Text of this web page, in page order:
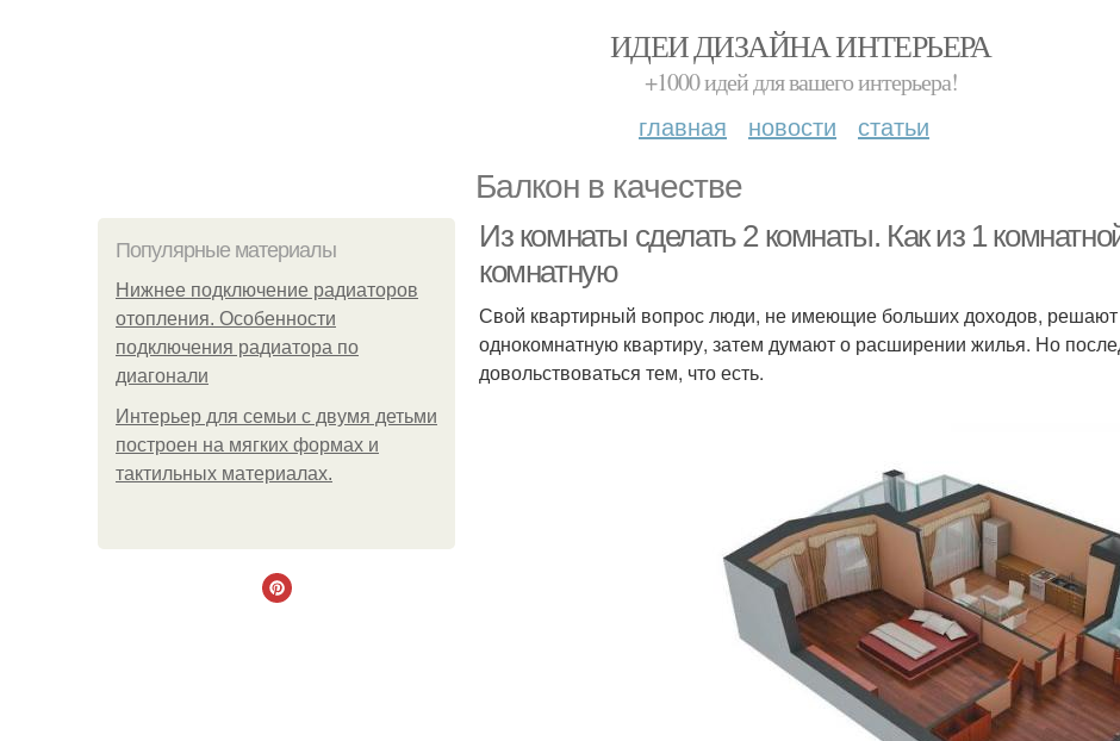
ИДЕИ ДИЗАЙНА ИНТЕРЬЕРА
+1000 идей для вашего интерьера!
главная новости статьи
Балкон в качестве
Популярные материалы
Нижнее подключение радиаторов
отопления. Особенности
подключения радиатора по
диагонали
Интерьер для семьи с двумя детьми
построен на мягких формах и
тактильных материалах.
Из комнаты сделать 2 комнаты. Как из 1
комнатную
Свой квартирный вопрос люди, не имеющие больших доходов, решают
однокомнатную квартиру, затем думают о расширении жилья. Но
довольствоваться тем, что есть.